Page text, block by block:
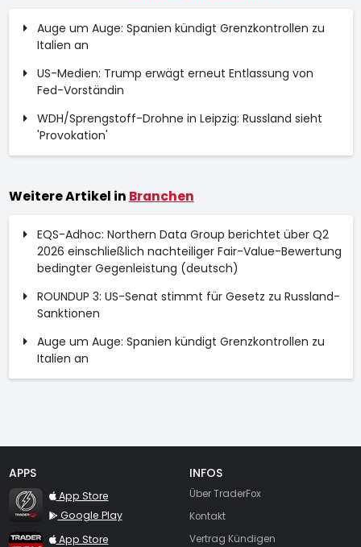
Auge um Auge: Spanien kündigt Grenzkontrollen zu
Italien an
US-Medien: Trump erwägt erneut Entlassung von
Fed-Vorständin
WDH/Sprengstoff-Drohne in Leipzig: Russland sieht
'Provokation'
Weitere Artikel in Branchen
EQS-Adhoc: Northern Data Group berichtet über Q2
2026 einschließlich nachteiliger Fair-Value-Bewertung
bedingter Gegenleistung (deutsch)
ROUNDUP 3: US-Senat stimmt für Gesetz zu Russland-
Sanktionen
Auge um Auge: Spanien kündigt Grenzkontrollen zu
Italien an
APPS
TraderFox Flash
App Store
Google Play
TraderFox App
App Store
INFOS
Über TraderFox
Kontakt
Vertrag Kündigen